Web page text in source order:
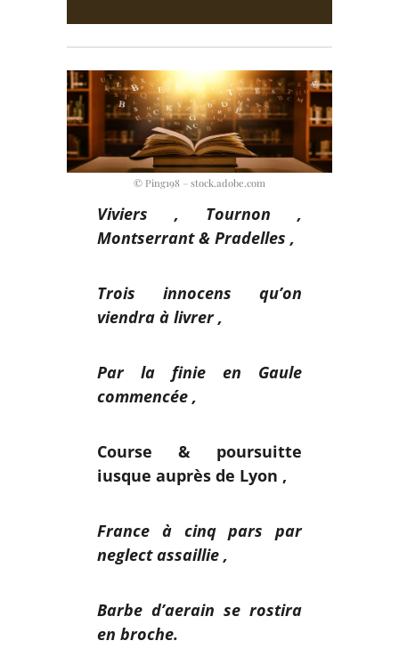
© Ping198 – stock.adobe.com
Viviers , Tournon ,
Montserrant & Pradelles ,
Trois innocens qu’on
viendra à livrer ,
Par la finie en Gaule
commencée ,
Course & poursuitte
iusque auprès de Lyon ,
France à cinq pars par
neglect assaillie ,
Barbe d’aerain se rostira
en broche.